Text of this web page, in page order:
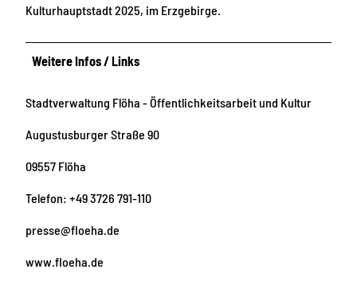
Kulturhauptstadt 2025, im Erzgebirge.
Weitere Infos / Links
Stadtverwaltung Flöha - Öffentlichkeitsarbeit und Kultur
Augustusburger Straße 90
09557 Flöha
Telefon: +49 3726 791-110
presse@floeha.de
www.floeha.de